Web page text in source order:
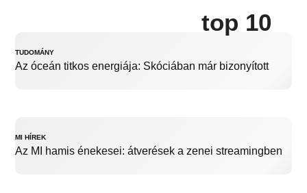
top 10
TUDOMÁNY
Az óceán titkos energiája: Skóciában már bizonyított
MI HÍREK
Az MI hamis énekesei: átverések a zenei streamingben